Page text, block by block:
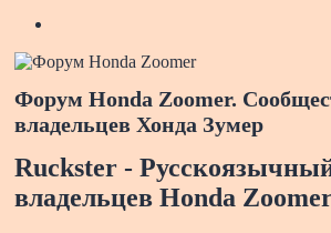
Форум Honda Zoomer.
владельцев Хонда Зумер
Ruckster -
владельцев Honda